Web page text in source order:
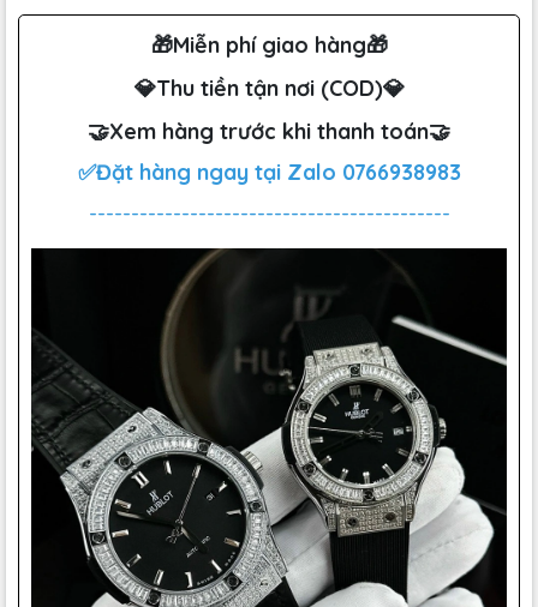
🎁Miễn phí giao hàng🎁
💎Thu tiền tận nơi (COD)💎
🤝Xem hàng trước khi thanh toán🤝
✅Đặt hàng ngay tại Zalo 0766938983
-------------------------------------------